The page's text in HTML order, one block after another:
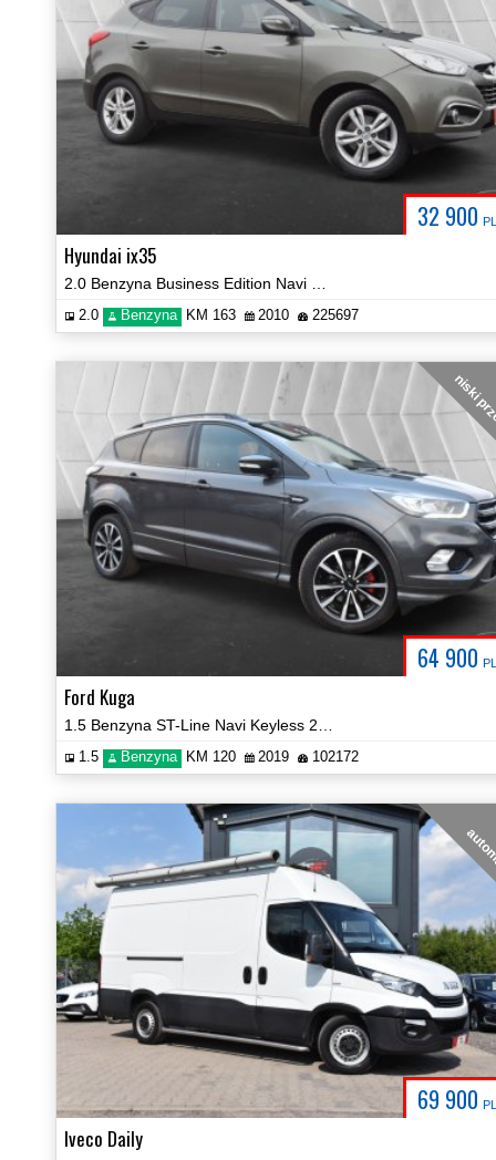
32 900
Hyundai ix35
2.0 Benzyna KM 163 2010 225697
64 900
niski
Ford Kuga
1.5 Benzyna KM 120 2019 102172
69 900
Iveco Daily